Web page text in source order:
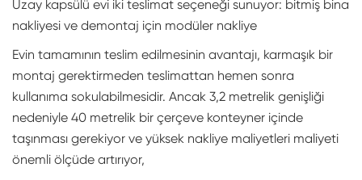
Uzay kapsülü evi iki teslimat seçeneği sunuyor: bitmiş bina
nakliyesi ve demontaj için modüler nakliye
Evin tamamının teslim edilmesinin avantajı, karmaşık bir
montaj gerektirmeden teslimattan hemen sonra
kullanıma sokulabilmesidir. Ancak 3,2 metrelik genişliği
nedeniyle 40 metrelik bir çerçeve konteyner içinde
taşınması gerekiyor ve yüksek nakliye maliyetleri maliyeti
önemli ölçüde artırıyor,